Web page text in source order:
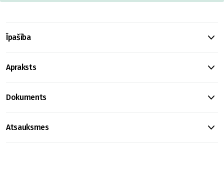
Īpašība
Apraksts
Dokuments
Atsauksmes